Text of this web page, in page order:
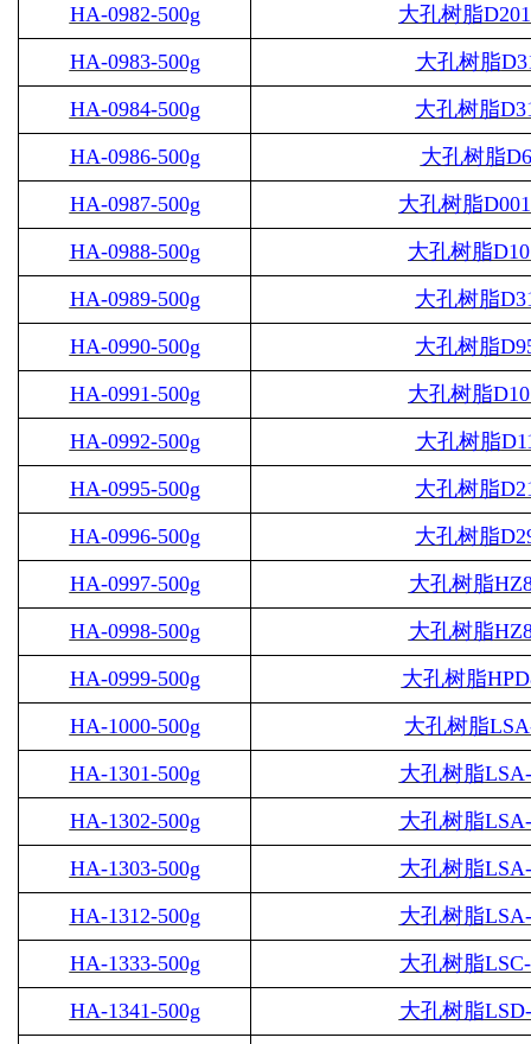
HA-0982-500g
大孔树脂
HA-0983-500g
大孔树脂
HA-0984-500g
大孔树脂
HA-0986-500g
大孔树脂
HA-0987-500g
大孔树脂
HA-0988-500g
大孔树脂
HA-0989-500g
大孔树脂
HA-0990-500g
大孔树脂
HA-0991-500g
大孔树脂
HA-0992-500g
大孔树脂
HA-0995-500g
大孔树脂
HA-0996-500g
大孔树脂
HA-0997-500g
大孔树脂
HA-0998-500g
大孔树脂
HA-0999-500g
大孔树脂
HA-1000-500g
大孔树脂
HA-1301-500g
大孔树脂
HA-1302-500g
大孔树脂
HA-1303-500g
大孔树脂
HA-1312-500g
大孔树脂
HA-1333-500g
大孔树脂
HA-1341-500g
大孔树脂